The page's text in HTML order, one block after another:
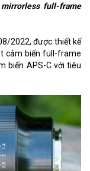
mirrorless full-frame
2022, được thiết kế
cảm biến full-frame
biến APS-C với tiêu